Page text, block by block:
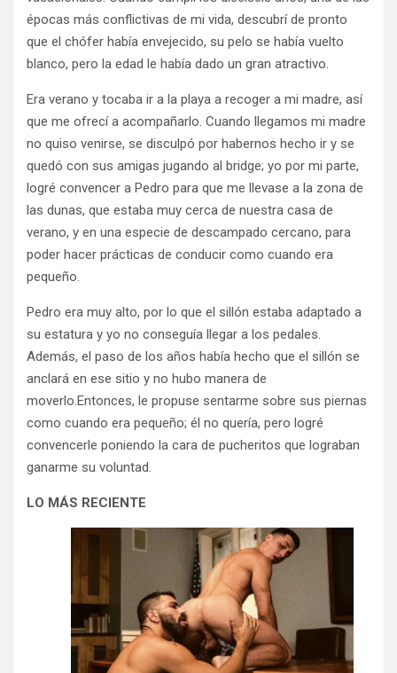
épocas más conflictivas de mi vida, descubrí de pronto
que el chófer había envejecido, su pelo se había vuelto
blanco, pero la edad le había dado un gran atractivo.
Era verano y tocaba ir a la playa a recoger a mi madre, así
que me ofrecí a acompañarlo. Cuando llegamos mi madre
no quiso venirse, se disculpó por habernos hecho ir y se
quedó con sus amigas jugando al bridge; yo por mi parte,
logré convencer a Pedro para que me llevase a la zona de
las dunas, que estaba muy cerca de nuestra casa de
verano, y en una especie de descampado cercano, para
poder hacer prácticas de conducir como cuando era
pequeño.
Pedro era muy alto, por lo que el sillón estaba adaptado a
su estatura y yo no conseguía llegar a los pedales.
Además, el paso de los años había hecho que el sillón se
anclará en ese sitio y no hubo manera de
moverlo.Entonces, le propuse sentarme sobre sus piernas
como cuando era pequeño; él no quería, pero logré
convencerle poniendo la cara de pucheritos que lograban
ganarme su voluntad.
LO MÁS RECIENTE